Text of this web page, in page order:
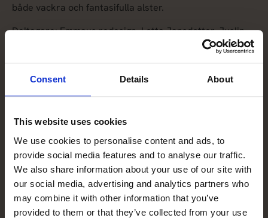
Consent Details About
This website uses cookies
We use cookies to personalise content and ads, to
provide social media features and to analyse our traffic.
We also share information about your use of our site with
our social media, advertising and analytics partners who
may combine it with other information that you’ve
provided to them or that they’ve collected from your use
både vackra och fantasifulla alster.
Deltagare: Emmaus redesign, Lotta Jansdotter, Juslin
Maunula, Matilda Karlström, Linda von Köhler, Love is
Shouty but Iconic, Ellen Mattson, Juulia Mäkipää,
Melissa Sammalvaara, Remake Stockholm
Lördagen den 2 maj kl. 14 i Eckerö post- och tullhus.
Utställningen öppnas av Östersjöfondens VD Sara
Arons.
Utställningarna i Eckerö post- och tullhus är öppna
dagligen 2.5–20.9.2026 kl. 10–17